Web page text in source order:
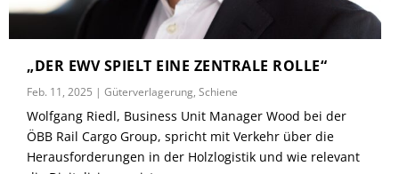
„DER EWV SPIELT EINE ZENTRALE ROLLE“
Feb. 11, 2025 |Güterverlagerung,Schiene
Wolfgang Riedl, Business Unit Manager Wood bei der
ÖBB Rail Cargo Group, spricht mit Verkehr über die
Herausforderungen in der Holzlogistik und wie relevant